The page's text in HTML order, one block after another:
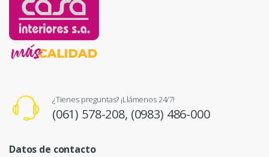
¿Tienes preguntas? ¡Llámenos 24/7!
(061) 578-208, (0983) 486-000
Datos de contacto